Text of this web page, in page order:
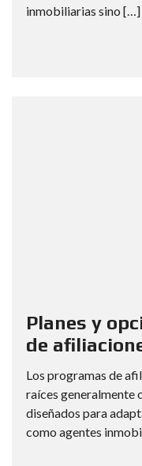
inmobiliarias sino […]
Planes y
de
Los programas de
raíces generalmente
diseñados para
como agentes